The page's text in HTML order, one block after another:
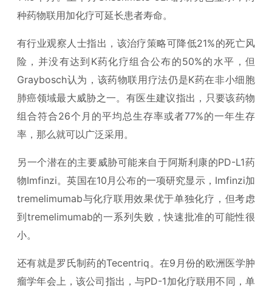
种药物联用加化疗可延长患者寿命。
有行业观察人士指出，该治疗策略可降低21%的死亡风
险，并没有达到K药化疗组合公布的50%的水平，但
Graybosch认为，该药物联用疗法仍是K药在非小细胞
肺癌领域最大威胁之一。有医生建议指出，只要该药物
组合符合26个月的平均总生存率或者77%的一年生存
率，那么就可以广泛采用。
另一个潜在的主要威胁可能来自于阿斯利康的PD-L1药
物Imfinzi。英国在10月公布的一项研究显示，Imfinzi加
tremelimumab与化疗联用效果优于单独化疗，但考虑
到tremelimumab的一系列失败，快速批准的可能性很
小。
还有就是罗氏制药的Tecentriq。在9月份的欧洲医学肿
瘤学年会上，该公司指出，与PD-1加化疗联用不同，单